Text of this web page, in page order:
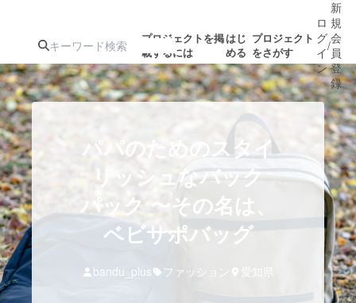
プロジェクトを掲
載するには
はじ
める
プロジェクト
をさがす
人気のプロ
ジェクト
ターン
ジェクト
募集終了が近いプ
ロジェクト
もうすぐ公開
されます
アート・写真
ゲーム・
書籍・雑誌
ロ
グ
イ
ン
/
新
規
会
員
登
録
パパのためのスタイ
リッシュなバック
パック 〜その名は、
ベビサポバッグ
bandu_plus ファッション 愛知県